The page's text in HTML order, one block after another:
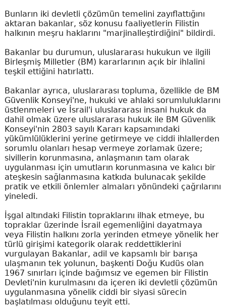
Bunların iki devletli çözümün temelini zayıflattığını
aktaran bakanlar, söz konusu faaliyetlerin Filistin
halkının meşru haklarını "marjinalleştirdiğini" bildirdi.
Bakanlar bu durumun, uluslararası hukukun ve ilgili
Birleşmiş Milletler (BM) kararlarının açık bir ihlalini
teşkil ettiğini hatırlattı.
Bakanlar ayrıca, uluslararası topluma, özellikle de BM
Güvenlik Konseyi'ne, hukuki ve ahlaki sorumluluklarını
üstlenmeleri ve İsrail'i uluslararası insani hukuk da
dahil olmak üzere uluslararası hukuk ile BM Güvenlik
Konseyi'nin 2803 sayılı Kararı kapsamındaki
yükümlülüklerini yerine getirmeye ve ciddi ihlallerden
sorumlu olanları hesap vermeye zorlamak üzere;
sivillerin korunmasına, anlaşmanın tam olarak
uygulanması için umutların korunmasına ve kalıcı bir
ateşkesin sağlanmasına katkıda bulunacak şekilde
pratik ve etkili önlemler almaları yönündeki çağrılarını
yineledi.
İşgal altındaki Filistin topraklarını ilhak etmeye, bu
topraklar üzerinde İsrail egemenliğini dayatmaya
veya Filistin halkını zorla yerinden etmeye yönelik her
türlü girişimi kategorik olarak reddettiklerini
vurgulayan Bakanlar, adil ve kapsamlı bir barışa
ulaşmanın tek yolunun, başkenti Doğu Kudüs olan
1967 sınırları içinde bağımsız ve egemen bir Filistin
Devleti'nin kurulmasını da içeren iki devletli çözümün
uygulanmasına yönelik ciddi bir siyasi sürecin
başlatılması olduğunu teyit etti.